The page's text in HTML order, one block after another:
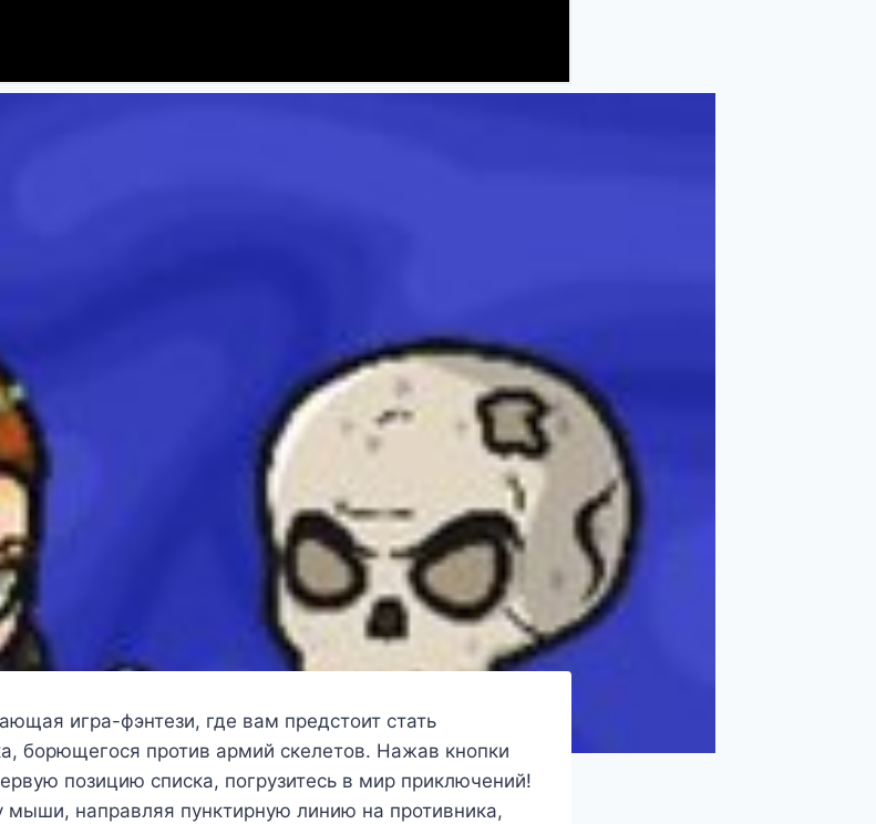
игра-фэнтези, где вам предстоит стать
борющегося против армий скелетов. Нажав кнопки
позицию списка, погрузитесь в мир приключений!
направляя пунктирную линию на противника,